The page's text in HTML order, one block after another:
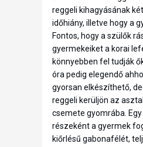
reggeli kihagyásának
időhiány, illetve hogy a
Fontos, hogy a szülők
gyermekeiket a korai
könnyebben fel tudják
óra pedig elegendő
gyorsan elkészíthető,
reggeli kerüljön az
csemete gyomrába.
részeként a gyermek
kiőrlésű gabonafélét,